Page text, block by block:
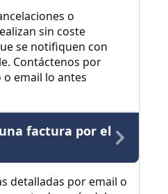
o
sin coste
se notifiquen con
Contáctenos por
email lo antes
factura por el
detalladas por email o